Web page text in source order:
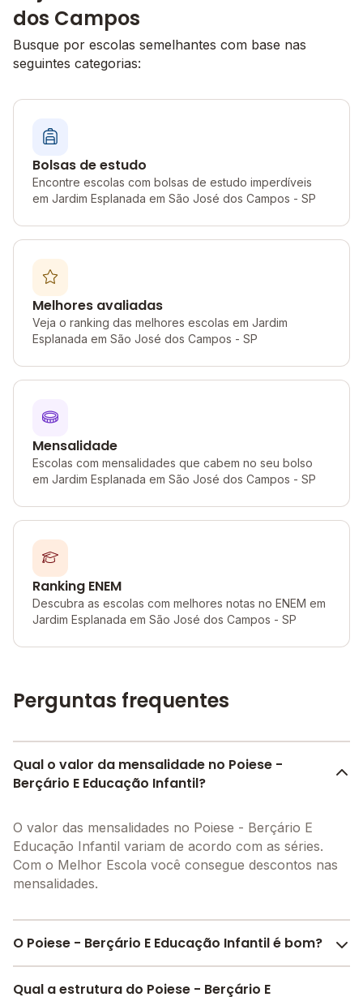
dos Campos
Busque por escolas semelhantes com base nas
seguintes categorias:
Bolsas de estudo
Encontre escolas com bolsas de estudo imperdíveis
em Jardim Esplanada em São José dos Campos - SP
Melhores avaliadas
Veja o ranking das melhores escolas em Jardim
Esplanada em São José dos Campos - SP
Mensalidade
Escolas com mensalidades que cabem no seu bolso
em Jardim Esplanada em São José dos Campos - SP
Ranking ENEM
Descubra as escolas com melhores notas no ENEM em
Jardim Esplanada em São José dos Campos - SP
Perguntas frequentes
Qual o valor da mensalidade no Poiese -
Berçário E Educação Infantil?
O valor das mensalidades no Poiese - Berçário E
Educação Infantil variam de acordo com as séries.
Com o Melhor Escola você consegue descontos nas
mensalidades.
O Poiese - Berçário E Educação Infantil é bom?
O Poiese - Berçário E Educação Infantil é bem
Qual a estrutura do Poiese - Berçário E